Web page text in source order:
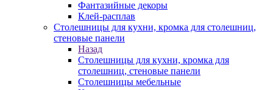
Фантазийные декоры
Клей-расплав
Столешницы для кухни, кромка для столешниц,
стеновые панели
Назад
Столешницы для кухни, кромка для
столешниц, стеновые панели
Столешницы мебельные